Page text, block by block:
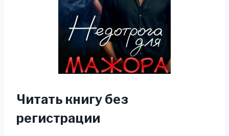
Читать книгу без
регистрации